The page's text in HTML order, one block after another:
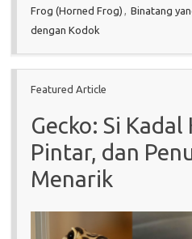
Frog (Horned Frog)
Binatang
dengan Kodok
Featured Article
Gecko: Si Kadal
Pintar, dan
Menarik